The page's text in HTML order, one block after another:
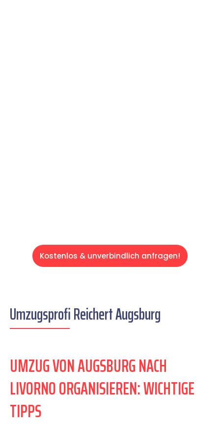
Kostenlos & unverbindlich anfragen!
Umzugsprofi Reichert Augsburg
UMZUG VON AUGSBURG NACH
LIVORNO ORGANISIEREN: WICHTIGE
TIPPS